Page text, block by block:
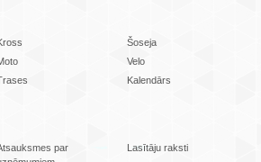
Šoseja
Velo
Kalendārs
par
Lasītāju raksti